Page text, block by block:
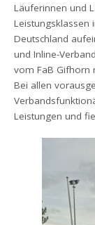
Läuferinnen und
Leistungsklassen
Deutschland
und Inline-
vom FaB Gifhorn
Bei allen
Leistungen und